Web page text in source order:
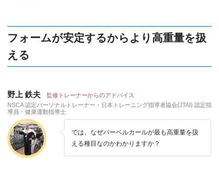
フォームが安定するからより高重量を扱
える
野上 鉄夫 監修トレーナーからのアドバイス
NSCA 認定パーソナルトレーナー・日本トレーニング指導者協会(JTAI) 認定指
導員・健康運動指導士
では、なぜバーベルカールが最も高重量を扱
える種目なのかわかりますか？